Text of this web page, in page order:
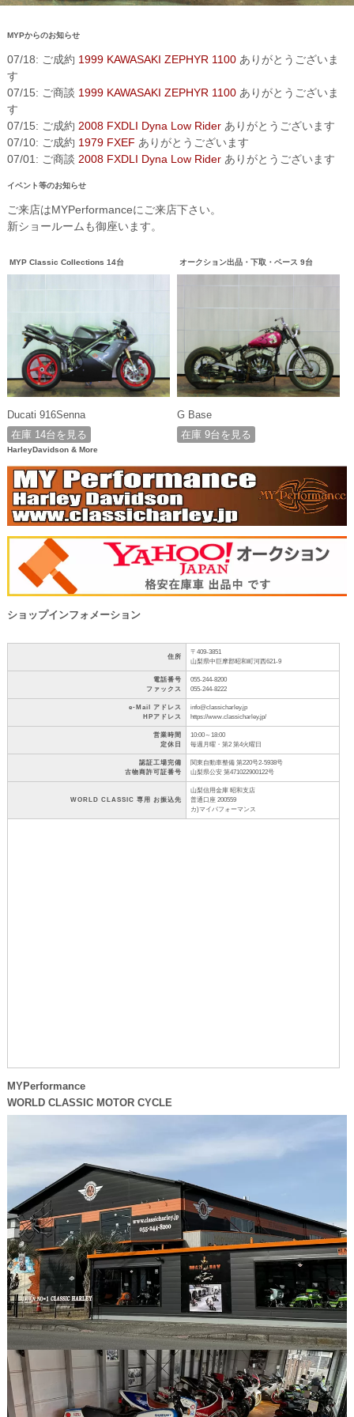
MYPからのお知らせ
07/18: ご成約 1999 KAWASAKI ZEPHYR 1100ありがとうございま
す
07/15: ご商談 1999 KAWASAKI ZEPHYR 1100ありがとうございま
す
07/15: ご成約 2008 FXDLI Dyna Low Riderありがとうございます
07/10: ご成約 1979 FXEF ありがとうございます
07/01: ご商談 2008 FXDLI Dyna Low Riderありがとうございます
イベント等のお知らせ
ご来店はMYPerformanceにご来店下さい。
新ショールームも御座います。
MYP Classic Collections 14台
Ducati 916Senna
在庫 14台を見る
オークション出品・下取・ベース 9台
G Base
在庫 9台を見る
HarleyDavidson & More
ショップインフォメーション
住所
〒409-3851
山梨県中巨摩郡昭和町河西621-9
電話番号
ファックス
055-244-8200
055-244-8222
e-Mail アドレス
HPアドレス
info@classicharley.jp
https://www.classicharley.jp/
営業時間
定休日
10:00～18:00
毎週月曜・第2 第4火曜日
認証工場完備
古物商許可証番号
関東自動車整備 第220号2-5938号
山梨県公安 第471022900122号
WORLD CLASSIC 専用 お振込先
山梨信用金庫 昭和支店
普通口座 200559
カ)マイパフォーマンス
MYPerformance
WORLD CLASSIC MOTOR CYCLE